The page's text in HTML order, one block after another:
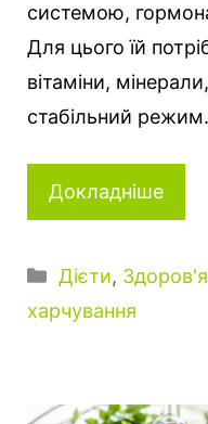
системою,
Для цього їй
вітаміни,
стабільний режим.
Докладніше
К
а
о
Дієти, Здоров'я
харчування